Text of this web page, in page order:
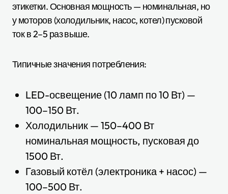
этикетки. Основная мощность — номинальная, но
у моторов (холодильник, насос, котел) пусковой
ток в 2–5 раз выше.
Типичные значения потребления:
LED-освещение (10 ламп по 10 Вт) —
100–150 Вт.
Холодильник — 150–400 Вт
номинальная мощность, пусковая до
1500 Вт.
Газовый котёл (электроника + насос) —
100–500 Вт.